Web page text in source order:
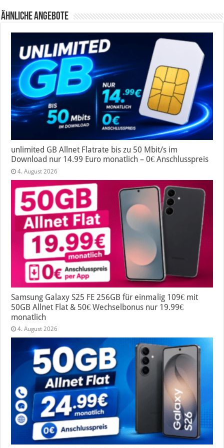
Ähnliche Angebote
unlimited GB Allnet Flatrate bis zu 50 Mbit/s im
Download nur 14.99 Euro monatlich – 0€ Anschlusspreis
4. August 2026
Samsung Galaxy S25 FE 256GB für einmalig 109€ mit
50GB Allnet Flat & 50€ Wechselbonus nur 19.99€
monatlich
4. August 2026